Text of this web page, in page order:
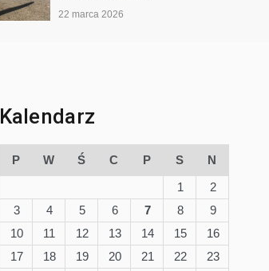
Kalendarz
P W Ś C P S
N
1
2
3
4 5 6 7 8
9
10
11 12 13 14 15
16
17
18 19 20 21 22
23